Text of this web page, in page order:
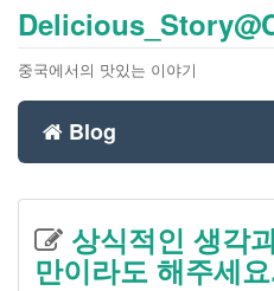
중국에서의 맛있는 이야기
Blog
상식적인 생각
만이라도 해주세